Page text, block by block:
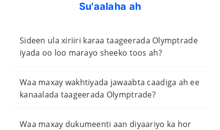
Su'aalaha ah
Sideen ula xiriiri karaa taageerada Olymptrade
iyada oo loo marayo sheeko toos ah?
Waa maxay wakhtiyada jawaabta caadiga ah ee
kanaalada taageerada Olymptrade?
Waa maxay dukumeenti aan diyaariyo ka hor